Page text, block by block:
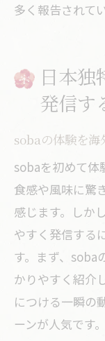
多く報告されて
日本独
発信す
sobaの体験を海
sobaを初めて体
食感や風味に驚
感じます。しか
やすく発信する
す。まず、soba
かりやすく紹介
につける一瞬の
ーンが人気です。